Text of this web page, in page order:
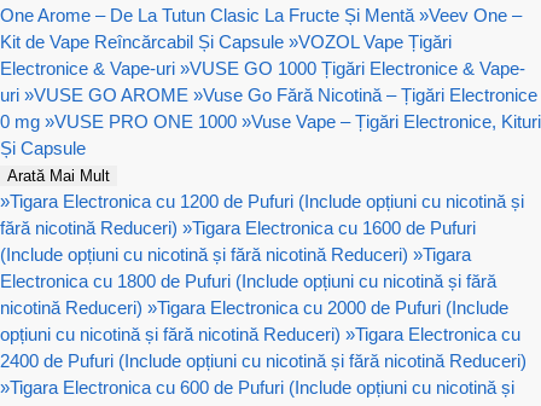
One Arome – De La Tutun Clasic La Fructe Și Mentă »Veev One –
Kit de Vape Reîncărcabil Și Capsule »VOZOL Vape Țigări
Electronice & Vape-uri »VUSE GO 1000 Țigări Electronice & Vape-
uri »VUSE GO AROME »Vuse Go Fără Nicotină – Țigări Electronice
0 mg »VUSE PRO ONE 1000 »Vuse Vape – Țigări Electronice, Kituri
Și Capsule
Arată Mai Mult
»Tigara Electronica cu 1200 de Pufuri (Include opțiuni cu nicotină și
fără nicotină Reduceri) »Tigara Electronica cu 1600 de Pufuri
(Include opțiuni cu nicotină și fără nicotină Reduceri) »Tigara
Electronica cu 1800 de Pufuri (Include opțiuni cu nicotină și fără
nicotină Reduceri) »Tigara Electronica cu 2000 de Pufuri (Include
opțiuni cu nicotină și fără nicotină Reduceri) »Tigara Electronica cu
2400 de Pufuri (Include opțiuni cu nicotină și fără nicotină Reduceri)
»Tigara Electronica cu 600 de Pufuri (Include opțiuni cu nicotină și